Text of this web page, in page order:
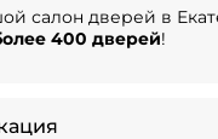
салон дверей в
400 дверей!